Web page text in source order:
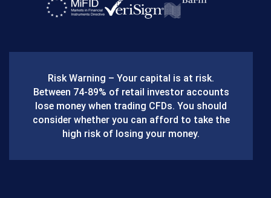
a
o
o
k
Risk Warning – Your capital is at risk.
Between 74-89% of retail investor accounts
lose money when trading CFDs. You should
consider whether you can afford to take the
high risk of losing your money.